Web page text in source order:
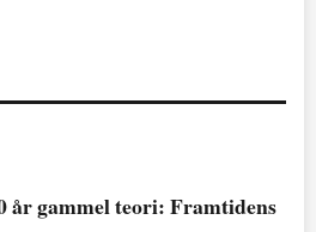
år gammel teori: Framtidens